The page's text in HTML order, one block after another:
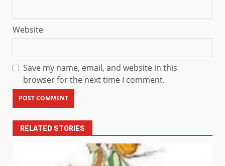
Website
Save my name, email, and website in this
browser for the next time I comment.
RELATED STORIES